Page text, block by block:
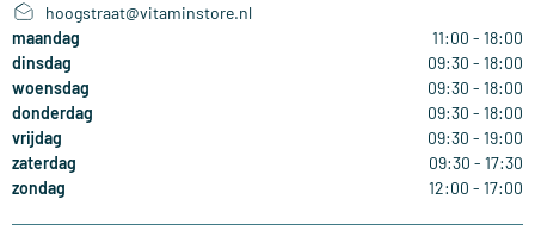
hoogstraat@vitaminstore.nl
maandag
11:00 - 18:00
dinsdag
09:30 - 18:00
woensdag
09:30 - 18:00
donderdag
09:30 - 18:00
vrijdag
09:30 - 19:00
zaterdag
09:30 - 17:30
zondag
12:00 - 17:00